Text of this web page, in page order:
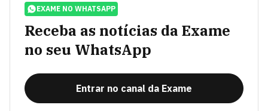
EXAME NO WHATSAPP
Receba as notícias da Exame
no seu WhatsApp
Entrar no canal da Exame